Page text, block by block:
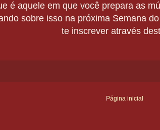
é aquele em que você prepara as
sobre isso na próxima Semana
te inscrever através
Página inicial